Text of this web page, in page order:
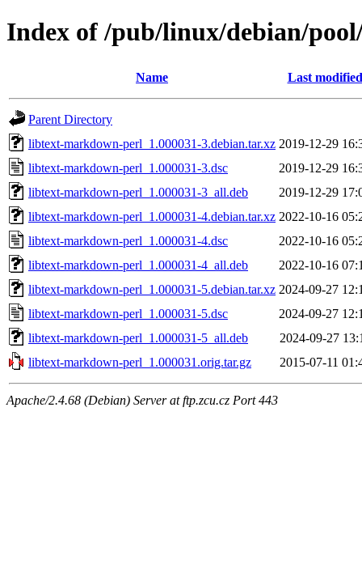
Index of /pub/linux/debian/
Name Last modified
Parent Directory
libtext-markdown-perl_1.000031-3.debian.tar.xz 2019-12-29
libtext-markdown-perl_1.000031-3.dsc
2019-12-29
libtext-markdown-perl_1.000031-3_all.deb
2019-12-29
libtext-markdown-perl_1.000031-4.debian.tar.xz 2022-10-16
libtext-markdown-perl_1.000031-4.dsc
2022-10-16
libtext-markdown-perl_1.000031-4_all.deb
2022-10-16
libtext-markdown-perl_1.000031-5.debian.tar.xz 2024-09-27
libtext-markdown-perl_1.000031-5.dsc
2024-09-27
libtext-markdown-perl_1.000031-5_all.deb
2024-09-27
libtext-markdown-perl_1.000031.orig.tar.gz
2015-07-11
Apache/2.4.68 (Debian) Server at ftp.zcu.cz Port 443